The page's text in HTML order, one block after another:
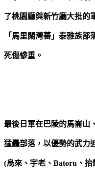
了桃園廳與新竹廳大批的
「馬里闊灣蕃」泰雅族
死傷慘重。
最後日軍在巴陵的馬崙山
猛轟部落，以優勢的武力
(烏來、宇老、Batoru、